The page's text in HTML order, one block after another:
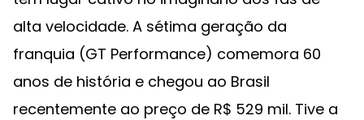
alta velocidade. A sétima geração da
franquia (GT Performance) comemora 60
anos de história e chegou ao Brasil
recentemente ao preço de R$ 529 mil. Tive a